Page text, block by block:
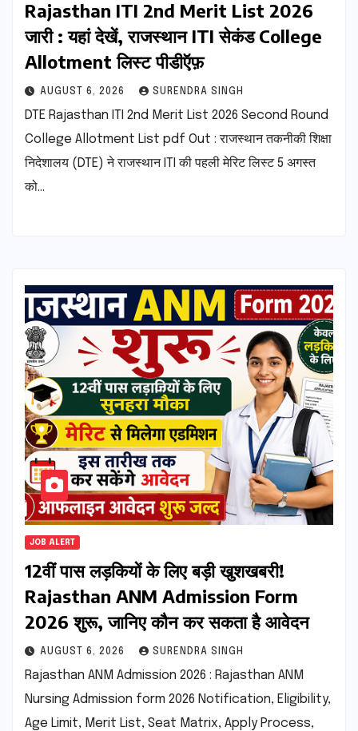
Rajasthan ITI 2nd Merit List 2026
जारी : यहां देखें, राजस्थान ITI सेकंड College
Allotment लिस्ट पीडीऍफ़
AUGUST 6, 2026 SURENDRA SINGH
DTE Rajasthan ITI 2nd Merit List 2026 Second Round
College Allotment List pdf Out : राजस्थान तकनीकी शिक्षा
निदेशालय (DTE) ने राजस्थान ITI की पहली मेरिट लिस्ट 5 अगस्त
को…
JOB ALERT
12वीं पास लड़कियों के लिए बड़ी खुशखबरी!
Rajasthan ANM Admission Form
2026 शुरू, जानिए कौन कर सकता है आवेदन
AUGUST 6, 2026 SURENDRA SINGH
Rajasthan ANM Admission 2026 : Rajasthan ANM
Nursing Admission form 2026 Notification, Eligibility,
Age Limit, Merit List, Seat Matrix, Apply Process,